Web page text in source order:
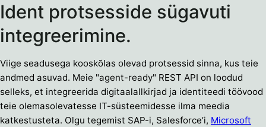
Ident protsesside sügavuti
integreerimine.
Viige seadusega kooskõlas olevad protsessid sinna, kus teie
andmed asuvad. Meie "agent-ready" REST API on loodud
selleks, et integreerida digitaalallkirjad ja identiteedi töövood
teie olemasolevatesse IT-süsteemidesse ilma meedia
katkestusteta. Olgu tegemist SAP-i, Salesforce’i, Microsoft